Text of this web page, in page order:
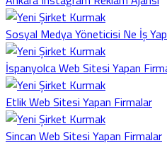
Sosyal Medya Yöneticisi Ne İş
İspanyolca Web Sitesi Yapan
Etlik Web Sitesi Yapan Firmalar
Sincan Web Sitesi Yapan Firmalar